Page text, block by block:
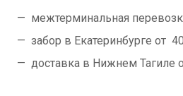
межтерминальная
забор в Екатеринбурге от
доставка в Нижнем Тагиле